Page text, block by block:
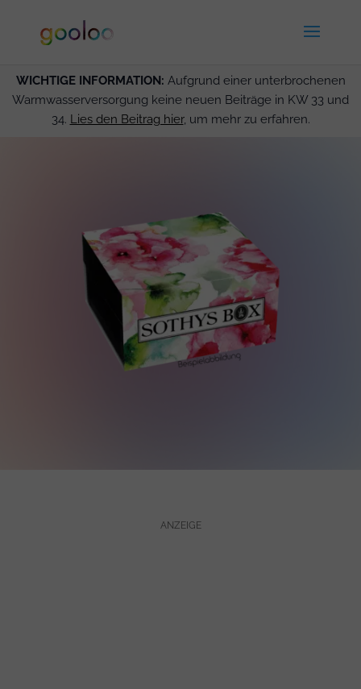
WICHTIGE INFORMATION: Aufgrund einer unterbrochenen
Warmwasserversorgung keine neuen Beiträge in KW 33 und
34. Lies den Beitrag hier, um mehr zu erfahren.